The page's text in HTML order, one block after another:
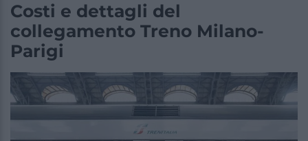
Costi e dettagli del
collegamento Treno Milano-
Parigi